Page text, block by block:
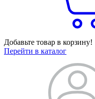
Добавьте товар в корзину!
Перейти в каталог